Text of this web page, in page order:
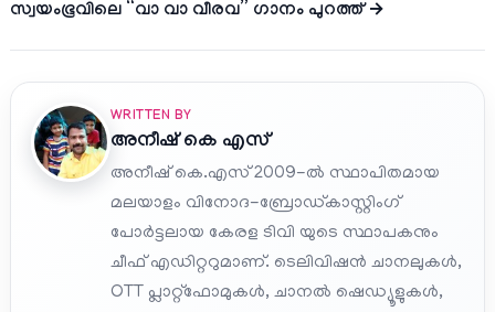
സ്വയംഭൂവിലെ “വാ വാ വീരവ” ഗാനം പുറത്ത് →
WRITTEN BY
അനീഷ്‌ കെ എസ്
അനീഷ് കെ.എസ് 2009-ൽ സ്ഥാപിതമായ
മലയാളം വിനോദ-ബ്രോഡ്കാസ്റ്റിംഗ്
പോർട്ടലായ കേരള ടിവി യുടെ സ്ഥാപകനും
ചീഫ് എഡിറ്ററുമാണ്. ടെലിവിഷൻ ചാനലുകൾ,
OTT പ്ലാറ്റ്‌ഫോമുകൾ, ചാനൽ ഷെഡ്യൂളുകൾ,